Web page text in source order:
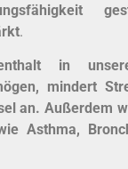
.
in
mindert
an. Außerdem
Asthma,